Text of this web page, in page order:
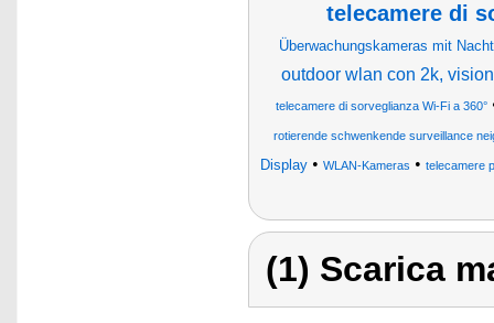
telecamere di
Überwachungskameras mit
outdoor wlan con 2k,
telecamere di sorveglianza Wi-Fi a 360°
rotierende schwenkende surveillance
Display • WLAN-Kameras • telecamere
(1) Scarica